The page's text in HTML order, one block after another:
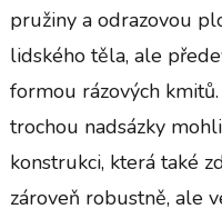
pružiny a odrazovou
lidského těla, ale
formou rázových
trochou nadsázky
konstrukci, která také
zároveň robustně, ale